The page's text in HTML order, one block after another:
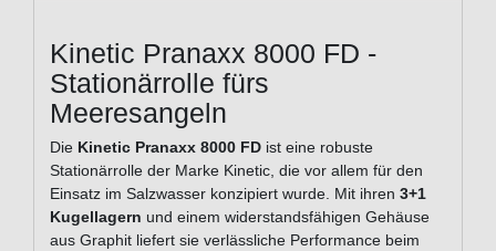
Kinetic Pranaxx 8000 FD -
Stationärrolle fürs
Meeresangeln
Die Kinetic Pranaxx 8000 FD ist eine robuste
Stationärrolle der Marke Kinetic, die vor allem für den
Einsatz im Salzwasser konzipiert wurde. Mit ihren 3+1
Kugellagern und einem widerstandsfähigen Gehäuse
aus Graphit liefert sie verlässliche Performance beim